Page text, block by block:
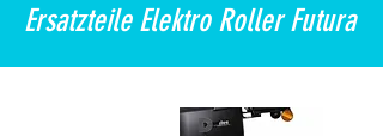
Ersatzteile Elektro Roller Futura